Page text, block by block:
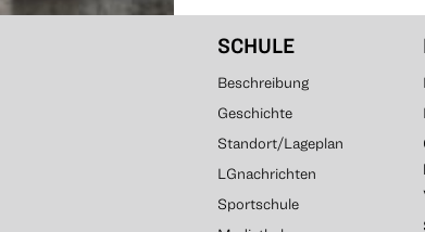
SCHULE
Beschreibung
Geschichte
Standort/Lageplan
LGnachrichten
Sportschule